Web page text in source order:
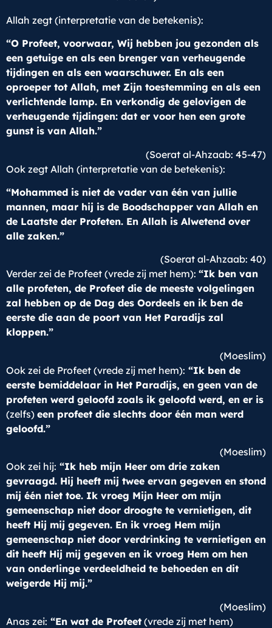
Allah zegt (interpretatie van de betekenis):
“O Profeet, voorwaar, Wij hebben jou gezonden als
een getuige en als een brenger van verheugende
tijdingen en als een waarschuwer. En als een
oproeper tot Allah, met Zijn toestemming en als een
verlichtende lamp. En verkondig de gelovigen de
verheugende tijdingen: dat er voor hen een grote
gunst is van Allah.”
(Soerat al-Ahzaab: 45-47)
Ook zegt Allah (interpretatie van de betekenis):
“Mohammed is niet de vader van één van jullie
mannen, maar hij is de Boodschapper van Allah en
de Laatste der Profeten. En Allah is Alwetend over
alle zaken.”
(Soerat al-Ahzaab: 40)
Verder zei de Profeet (vrede zij met hem): “Ik ben van
alle profeten, de Profeet die de meeste volgelingen
zal hebben op de Dag des Oordeels en ik ben de
eerste die aan de poort van Het Paradijs zal
kloppen.”
(Moeslim)
Ook zei de Profeet (vrede zij met hem): “Ik ben de
eerste bemiddelaar in Het Paradijs, en geen van de
profeten werd geloofd zoals ik geloofd werd, en er is
(zelfs) een profeet die slechts door één man werd
geloofd.”
(Moeslim)
Ook zei hij: “Ik heb mijn Heer om drie zaken
gevraagd. Hij heeft mij twee ervan gegeven en stond
mij één niet toe. Ik vroeg Mijn Heer om mijn
gemeenschap niet door droogte te vernietigen, dit
heeft Hij mij gegeven. En ik vroeg Hem mijn
gemeenschap niet door verdrinking te vernietigen en
dit heeft Hij mij gegeven en ik vroeg Hem om hen
van onderlinge verdeeldheid te behoeden en dit
weigerde Hij mij.”
(Moeslim)
Anas zei: “En wat de Profeet (vrede zij met hem)